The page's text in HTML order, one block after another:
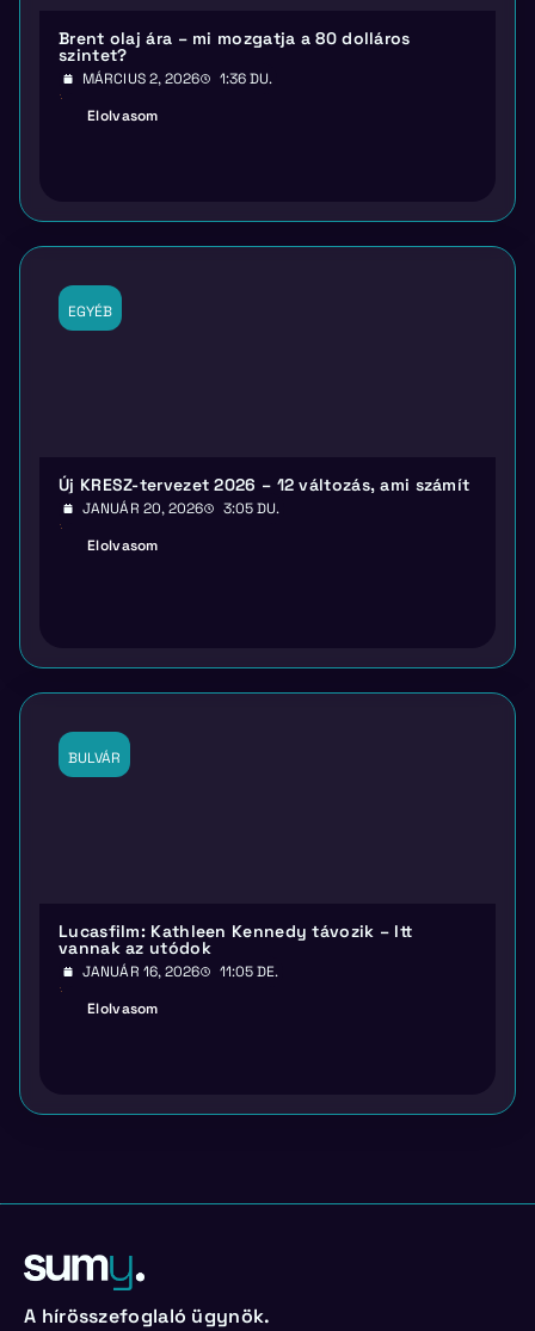
Brent olaj ára – mi mozgatja a 80 dolláros
szintet?
MÁRCIUS 2, 2026
1:36 DU.
Elolvasom
EGYÉB
Új KRESZ-tervezet 2026 – 12 változás, ami számít
JANUÁR 20, 2026
3:05 DU.
Elolvasom
BULVÁR
Lucasfilm: Kathleen Kennedy távozik – Itt
vannak az utódok
JANUÁR 16, 2026
11:05 DE.
Elolvasom
A hírösszefoglaló ügynök.